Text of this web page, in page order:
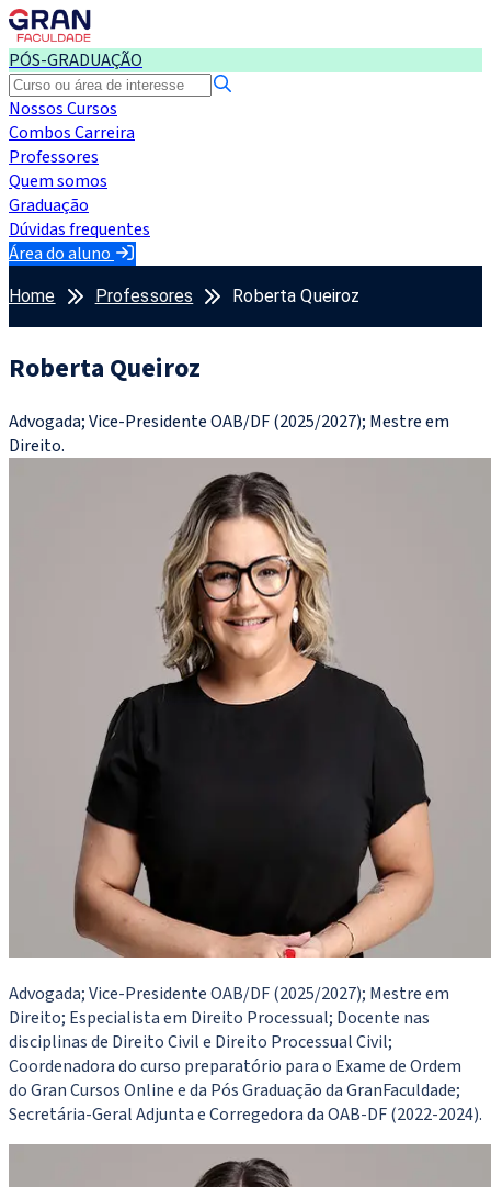
PÓS-GRADUAÇÃO
Nossos Cursos
Combos Carreira
Professores
Quem somos
Graduação
Dúvidas frequentes
Área do aluno
Home Professores Roberta Queiroz
Roberta Queiroz
Advogada; Vice-Presidente OAB/DF (2025/2027); Mestre em
Direito.
Advogada; Vice-Presidente OAB/DF (2025/2027); Mestre em
Direito; Especialista em Direito Processual; Docente nas
disciplinas de Direito Civil e Direito Processual Civil;
Coordenadora do curso preparatório para o Exame de Ordem
do Gran Cursos Online e da Pós Graduação da GranFaculdade;
Secretária-Geral Adjunta e Corregedora da OAB-DF (2022-2024).